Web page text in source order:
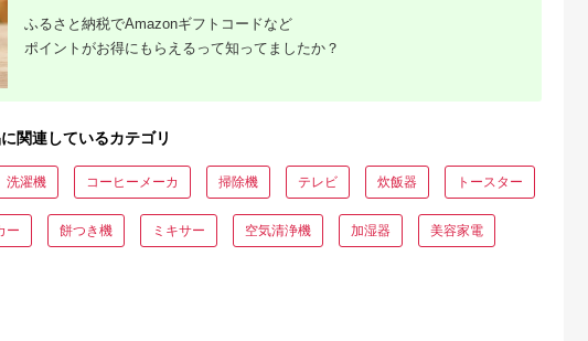
納税
ふるさと納税 南アル
ートリッジ LC3117-
納税
ふるさと納税 海老名
エアリーホワイト
スモーキーブラック
ふるさと納税でAmazonギフトコードなど
ポイントがお得にもらえるって知ってましたか？
関連しているカテゴリ
洗濯機 コーヒーメーカ 掃除機 テレビ 炊飯器 トースター
ー 餅つき機 ミキサー 空気清浄機 加湿器 美容家電